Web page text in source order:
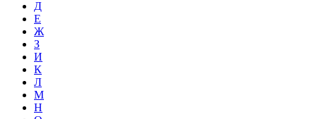
Д
Е
Ж
З
И
К
Л
М
Н